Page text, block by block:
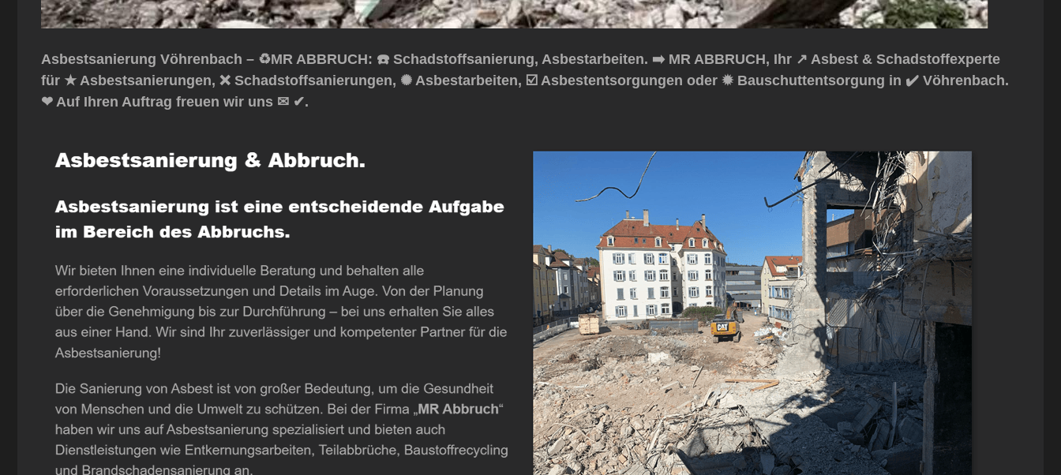
Asbestsanierung Vöhrenbach – ♻️MR ABBRUCH: ☎️ Schadstoffsanierung, Asbestarbeiten. ➡️ MR ABBRUCH, Ihr ↗️ Asbest & Schadstoffexperte
für ★ Asbestsanierungen, ❌ Schadstoffsanierungen, ✺ Asbestarbeiten, ☑️ Asbestentsorgungen oder ✹ Bauschuttentsorgung in ✔️ Vöhrenbach.
❤ Auf Ihren Auftrag freuen wir uns ✉ ✔.